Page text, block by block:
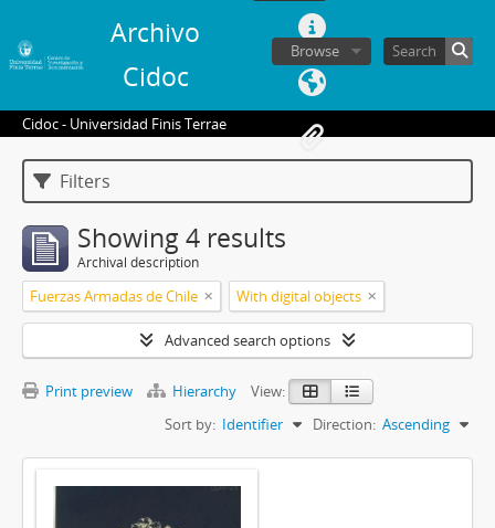
Archivo
Cidoc
Browse
Cidoc - Universidad Finis Terrae
Filters
Showing 4 results
Archival description
Fuerzas Armadas de Chile With digital objects
Advanced search options
Print preview Hierarchy
View:
Sort by: Identifier Direction: Ascending